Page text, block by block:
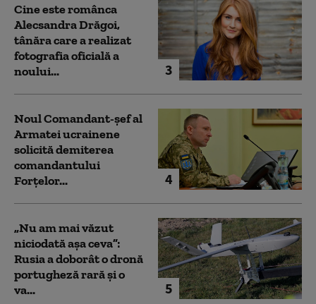
3
Cine este românca
Alecsandra Drăgoi,
tânăra care a realizat
fotografia oficială a
noului...
4
Noul Comandant-șef al
Armatei ucrainene
solicită demiterea
comandantului
Forțelor...
5
„Nu am mai văzut
niciodată așa ceva”:
Rusia a doborât o dronă
portugheză rară și o
va...